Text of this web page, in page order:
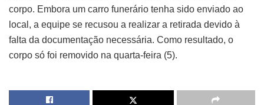
corpo. Embora um carro funerário tenha sido enviado ao
local, a equipe se recusou a realizar a retirada devido à
falta da documentação necessária. Como resultado, o
corpo só foi removido na quarta-feira (5).